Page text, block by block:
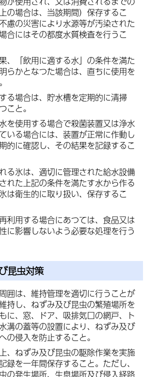
の場合は、当該期間）保存するこ
慮の災害により水源等が汚染された
合にはその都度水質検査を行うこ
、「飲用に適する水」の条件を満た
らかとなつた場合は、直ちに使用を
る場合は、貯水槽を定期的に清掃
こと。
を使用する場合で殺菌装置又は浄水
いる場合には、装置が正常に作動し
的に確認し、その結果を記録するこ
る氷は、適切に管理された給水設備
れた上記の条件を満たす水から作る
は衛生的に取り扱い、保存するこ
利用する場合にあつては、食品又は
に影響しないよう必要な処理を行う
昆虫対策
囲は、維持管理を適切に行うことが
持し、ねずみ及び昆虫の繁殖場所を
に、窓、ドア、吸排気口の網戸、ト
溝の蓋等の設置により、ねずみ及び
の侵入を防止すること。
、ねずみ及び昆虫の駆除作業を実施
録を一年間保存すること。ただし、
の発生場所、生息場所及び侵入経路